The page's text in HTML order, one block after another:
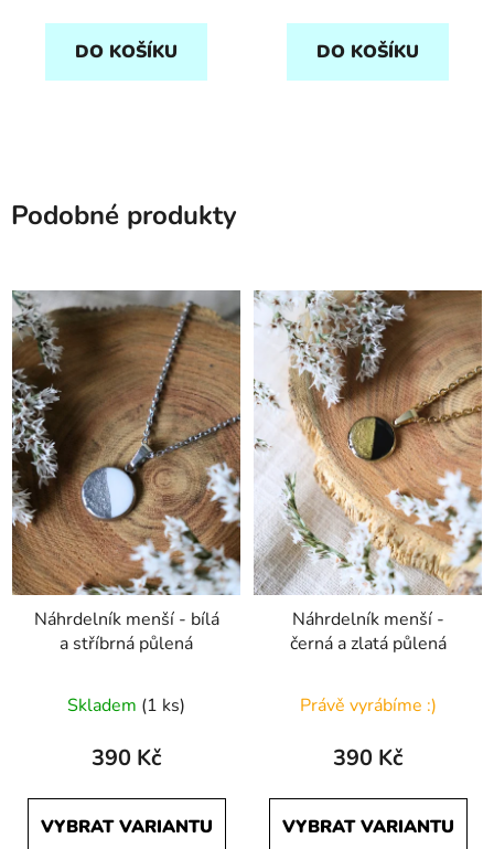
DO KOŠÍKU DO KOŠÍKU
Podobné produkty
Náhrdelník menší - bílá
a stříbrná půlená
Skladem (1 ks)
390 Kč
VYBRAT VARIANTU
Náhrdelník menší -
černá a zlatá půlená
hodnocení
produktu
5,0
z
Právě vyrábíme :)
390 Kč
VYBRAT VARIANTU